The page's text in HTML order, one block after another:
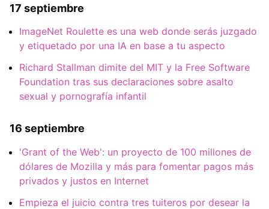
17 septiembre
ImageNet Roulette es una web donde serás juzgado
y etiquetado por una IA en base a tu aspecto
Richard Stallman dimite del MIT y la Free Software
Foundation tras sus declaraciones sobre asalto
sexual y pornografía infantil
16 septiembre
'Grant of the Web': un proyecto de 100 millones de
dólares de Mozilla y más para fomentar pagos más
privados y justos en Internet
Empieza el juicio contra tres tuiteros por desear la